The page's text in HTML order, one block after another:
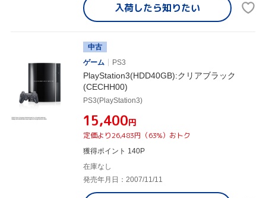
入荷したら知りたい
中古
ゲーム
PS3
PlayStation3(HDD40GB):クリアブラック
(CECHH00)
PS3(PlayStation3)
¥15,400円
定価より26,483円（63%）おトク
獲得ポイント 140P
在庫なし
発売年月日：2007/11/11